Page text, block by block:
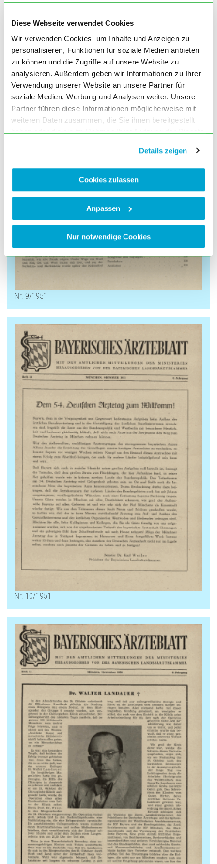
Diese Webseite verwendet Cookies
Wir verwenden Cookies, um Inhalte und Anzeigen zu
personalisieren, Funktionen für soziale Medien anbieten
zu können und die Zugriffe auf unsere Website zu
analysieren. Außerdem geben wir Informationen zu Ihrer
Verwendung unserer Website an unsere Partner für
soziale Medien, Werbung und Analysen weiter. Unsere
Partner führen diese Informationen möglicherweise mit
weiteren Daten zusammen, die Sie ihnen bereitgestellt
haben oder die sie im Rahmen Ihrer Nutzung der Dienste
Cookies, wenn Sie unsere Webseite weiterhin nutzen.
Details zeigen
Cookies zulassen
Anpassen
Nur notwendige Cookies
Nr. 9/1951
Nr. 10/1951